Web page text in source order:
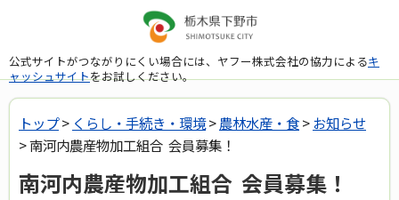
公式サイトがつながりにくい場合には、ヤフー株式会社の協力によるキ
ャッシュサイトをお試しください。
トップ> くらし・手続き・環境>農林水産・食>お知らせ
> 南河内農産物加工組合 会員募集！
南河内農産物加工組合 会員募集！